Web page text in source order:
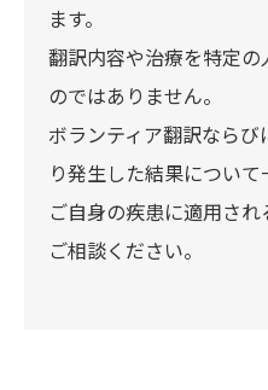
ます。
翻訳内容や治療を特定
のではありません。
ボランティア翻訳なら
り発生した結果について
ご自身の疾患に適用さ
ご相談ください。